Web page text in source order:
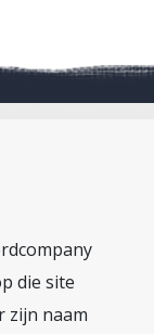
die site
zijn naam